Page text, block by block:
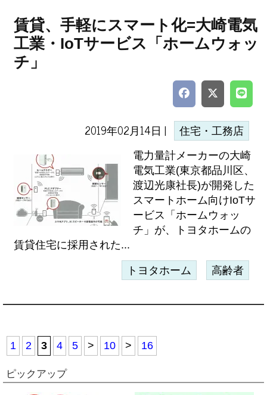
賃貸、手軽にスマート化=大崎電気
工業・IoTサービス「ホームウォッ
チ」
2019年02月14日 | 住宅・工務店
電力量計メーカーの大崎
電気工業(東京都品川区、
渡辺光康社長)が開発した
スマートホーム向けIoTサ
ービス「ホームウォッ
チ」が、トヨタホームの
賃貸住宅に採用された...
トヨタホーム 高齢者
1 2 3 4 5 > 10 > 16
ピックアップ